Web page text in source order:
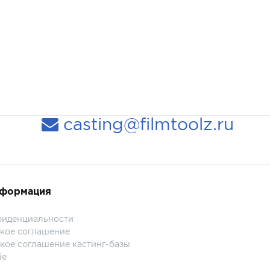
casting@filmtoolz.ru
соглашение
соглашение кастинг-базы